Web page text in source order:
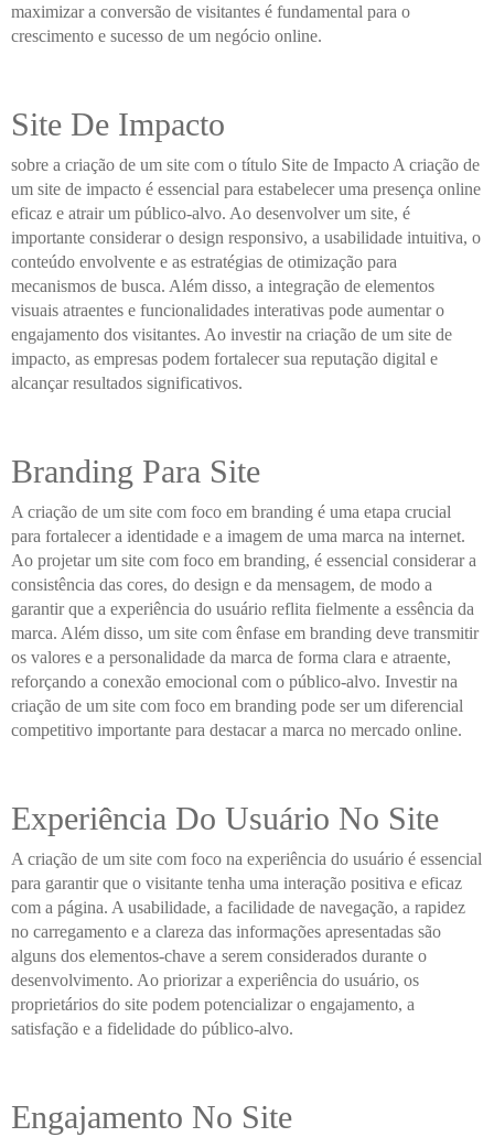
maximizar a conversão de visitantes é fundamental para o
crescimento e sucesso de um negócio online.
Site De Impacto
sobre a criação de um site com o título Site de Impacto A criação de
um site de impacto é essencial para estabelecer uma presença online
eficaz e atrair um público-alvo. Ao desenvolver um site, é
importante considerar o design responsivo, a usabilidade intuitiva, o
conteúdo envolvente e as estratégias de otimização para
mecanismos de busca. Além disso, a integração de elementos
visuais atraentes e funcionalidades interativas pode aumentar o
engajamento dos visitantes. Ao investir na criação de um site de
impacto, as empresas podem fortalecer sua reputação digital e
alcançar resultados significativos.
Branding Para Site
A criação de um site com foco em branding é uma etapa crucial
para fortalecer a identidade e a imagem de uma marca na internet.
Ao projetar um site com foco em branding, é essencial considerar a
consistência das cores, do design e da mensagem, de modo a
garantir que a experiência do usuário reflita fielmente a essência da
marca. Além disso, um site com ênfase em branding deve transmitir
os valores e a personalidade da marca de forma clara e atraente,
reforçando a conexão emocional com o público-alvo. Investir na
criação de um site com foco em branding pode ser um diferencial
competitivo importante para destacar a marca no mercado online.
Experiência Do Usuário No Site
A criação de um site com foco na experiência do usuário é essencial
para garantir que o visitante tenha uma interação positiva e eficaz
com a página. A usabilidade, a facilidade de navegação, a rapidez
no carregamento e a clareza das informações apresentadas são
alguns dos elementos-chave a serem considerados durante o
desenvolvimento. Ao priorizar a experiência do usuário, os
proprietários do site podem potencializar o engajamento, a
satisfação e a fidelidade do público-alvo.
Engajamento No Site